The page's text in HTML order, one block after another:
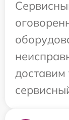
доставим